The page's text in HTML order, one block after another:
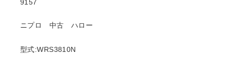
9157
ニプロ 中古 ハロー
型式:WRS3810N